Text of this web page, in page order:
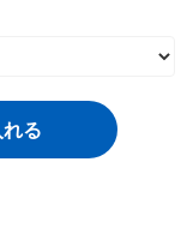
る